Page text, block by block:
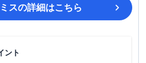
スの詳細はこちら
ント